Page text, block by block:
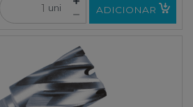
uni ADICIONAR